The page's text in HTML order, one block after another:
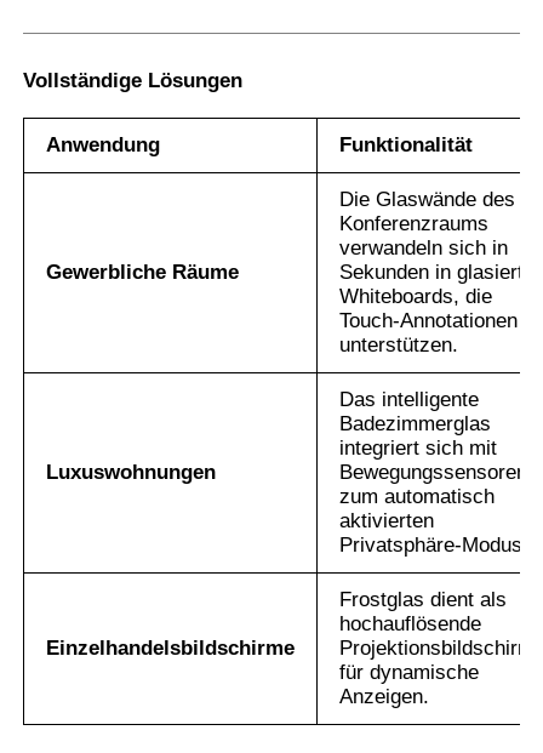
Vollständige Lösungen
Anwendung Funktionalität
Gewerbliche Räume
Die Glaswände des
Konferenzraums
verwandeln sich in
Sekunden in glasierte
Whiteboards, die
Touch-Annotationen
unterstützen.
Luxuswohnungen
Das intelligente
Badezimmerglas
integriert sich mit
Bewegungssensoren
zum automatisch
aktivierten
Privatsphäre-Modus.
Einzelhandelsbildschirme
Frostglas dient als
hochauflösende
für dynamische
Anzeigen.